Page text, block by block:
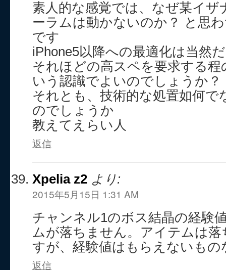
素人的な感覚では、なぜ某イザ
ーラムは動かないのか？ と思
です
iPhone5以降への最適化は当然
それほどの高スペを要求する
いう認識でよいのでしょうか？
それとも、技術的な処置如何で
のでしょうか
教えてえらい人
返信
Xpelia z2 より:
2015年5月15日 1:31 AM
チャンネル1のボス結晶の経験
ムが落ちません。アイテムは
すが、経験値はもらえないも
返信